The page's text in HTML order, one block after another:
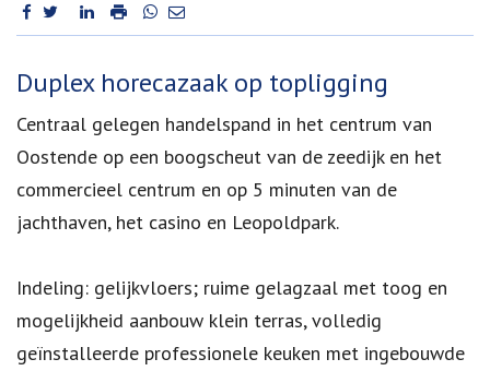
Omschrijving
Duplex horecazaak op topligging
Centraal gelegen handelspand in het centrum van
Oostende op een boogscheut van de zeedijk en het
commercieel centrum en op 5 minuten van de
jachthaven, het casino en Leopoldpark.
Indeling: gelijkvloers; ruime gelagzaal met toog en
mogelijkheid aanbouw klein terras, volledig
geïnstalleerde professionele keuken met ingebouwde